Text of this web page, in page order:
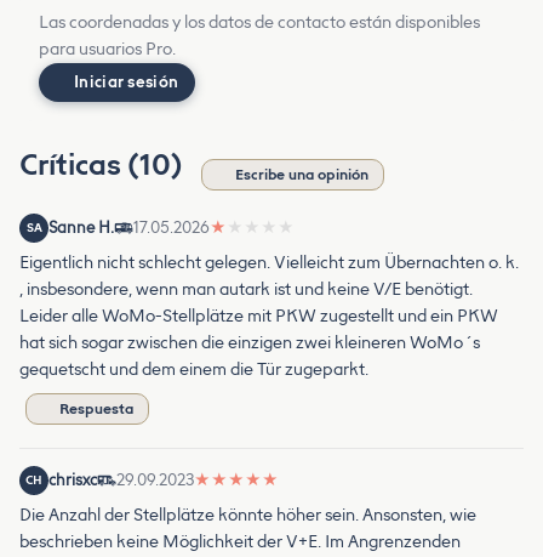
Las coordenadas y los datos de contacto están disponibles
para usuarios Pro.
Iniciar sesión
Críticas (10) Escribe una opinión
SA Sanne H. 17.05.2026★ ★ ★ ★ ★
Eigentlich nicht schlecht gelegen. Vielleicht zum Übernachten o. k.
, insbesondere, wenn man autark ist und keine V/E benötigt.
Leider alle WoMo-Stellplätze mit PKW zugestellt und ein PKW
hat sich sogar zwischen die einzigen zwei kleineren WoMo´s
gequetscht und dem einem die Tür zugeparkt.
Respuesta
CH chrisxc 29.09.2023★ ★ ★ ★ ★
Die Anzahl der Stellplätze könnte höher sein. Ansonsten, wie
beschrieben keine Möglichkeit der V+E. Im Angrenzenden